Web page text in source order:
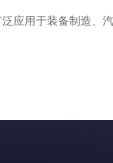
用于装备制造、